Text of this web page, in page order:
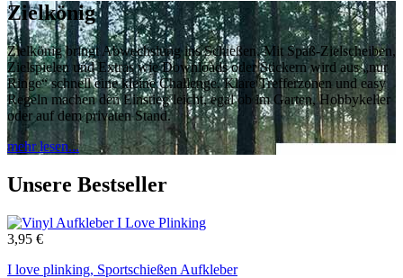
Zielkönig
Zielkönig bringt Abwechslung ins Schießen. Mit Spaß-Zielscheiben,
Zielspielen und Extras wie Downloads oder Stickern wird aus „nur
Ringe“ schnell eine kleine Challenge. Klare Trefferzonen und easy
Regeln machen den Einstieg leicht, egal ob im Garten, Hobbykeller
oder auf dem privaten Stand.
mehr lesen...
Unsere Bestseller
3,95 €
I love plinking, Sportschießen Aufkleber